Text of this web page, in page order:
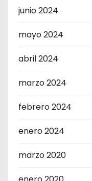
junio 2024
mayo 2024
abril 2024
marzo 2024
febrero 2024
enero 2024
marzo 2020